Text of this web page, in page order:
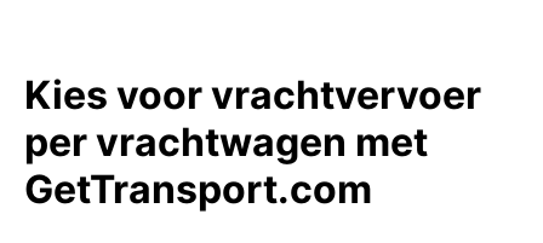
Kies voor vrachtvervoer
per vrachtwagen met
GetTransport.com